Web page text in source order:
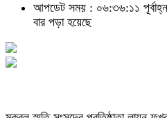
আপডেট সময় : ০৬:৩৬:১১
বার পড়া হয়েছে